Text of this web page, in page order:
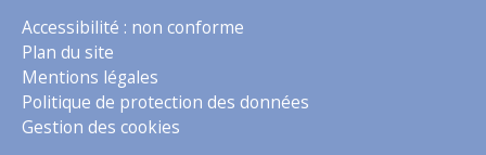
Accessibilité : non conforme
Plan du site
Mentions légales
Politique de protection des données
Gestion des cookies